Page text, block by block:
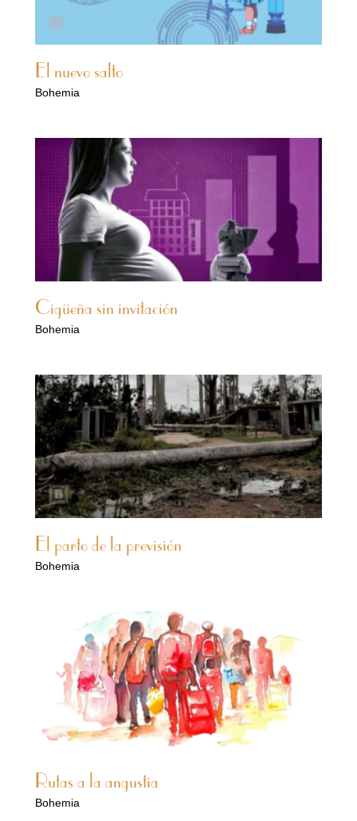
El nuevo salto
Bohemia
Cigüeña sin invitación
Bohemia
El parto de la previsión
Bohemia
Rutas a la angustia
Bohemia